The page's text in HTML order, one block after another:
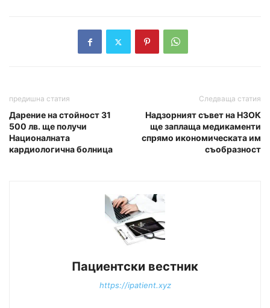
предишна статия
Дарение на стойност 31
500 лв. ще получи
Националната
кардиологична болница
Следваща статия
Надзорният съвет на НЗОК
ще заплаща медикаменти
спрямо икономическата им
съобразност
Пациентски вестник
https://ipatient.xyz